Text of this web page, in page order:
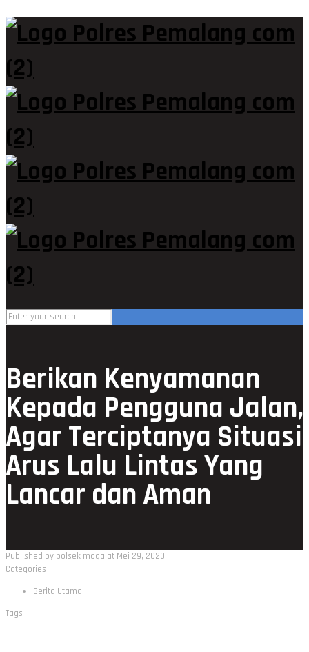
Berikan Kenyamanan
Kepada Pengguna Jalan,
Agar Terciptanya Situasi
Arus Lalu Lintas Yang
Lancar dan Aman
Published by polsek moga at Mei 29, 2020
Categories
Berita Utama
Tags